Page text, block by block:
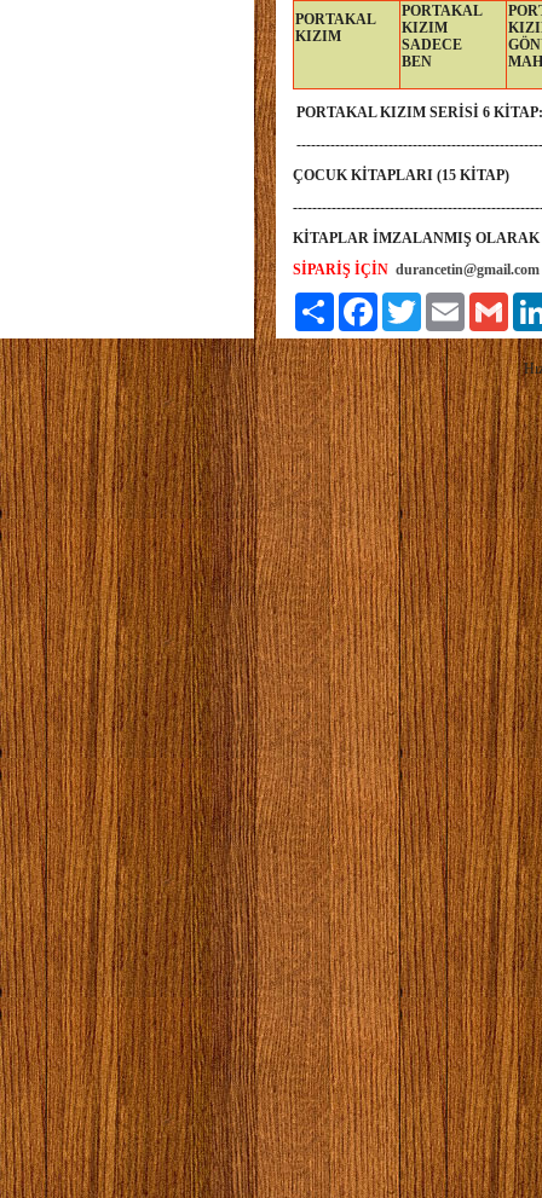
PORTAKAL
KIZIM
PORTAKAL
KIZIM
SADECE
BEN
PORTAKAL KIZIM SERİSİ 6 KİTAP:
ÇOCUK KİTAPLARI (15 KİTAP)
KİTAPLAR İMZALANMIŞ
SİPARİŞ İÇİN durancetin@gmail.com
Paylaş
FacebookTwitter Email Gmail